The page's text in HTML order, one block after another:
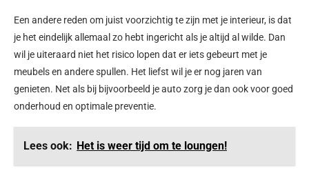
Een andere reden om juist voorzichtig te zijn met je interieur, is dat
je het eindelijk allemaal zo hebt ingericht als je altijd al wilde. Dan
wil je uiteraard niet het risico lopen dat er iets gebeurt met je
meubels en andere spullen. Het liefst wil je er nog jaren van
genieten. Net als bij bijvoorbeeld je auto zorg je dan ook voor goed
onderhoud en optimale preventie.
Lees ook: Het is weer tijd om te loungen!